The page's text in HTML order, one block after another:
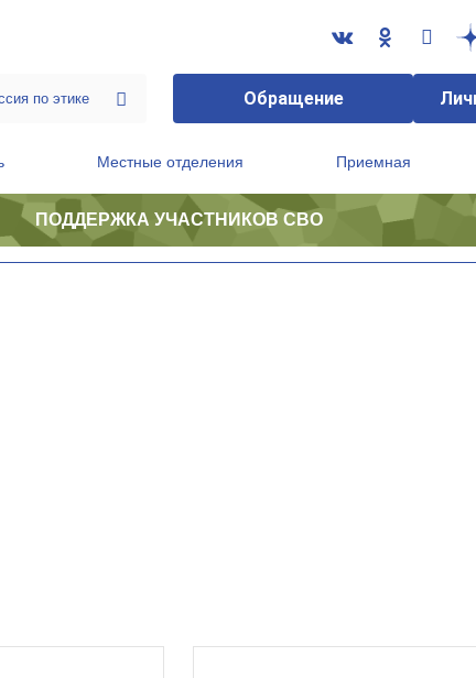
Обращение
Местные отделения Приемная
ПОДДЕРЖКА УЧАСТНИКОВ СВО